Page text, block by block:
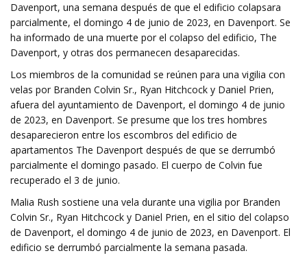
Davenport, una semana después de que el edificio colapsara
parcialmente, el domingo 4 de junio de 2023, en Davenport. Se
ha informado de una muerte por el colapso del edificio, The
Davenport, y otras dos permanecen desaparecidas.
Los miembros de la comunidad se reúnen para una vigilia con
velas por Branden Colvin Sr., Ryan Hitchcock y Daniel Prien,
afuera del ayuntamiento de Davenport, el domingo 4 de junio
de 2023, en Davenport. Se presume que los tres hombres
desaparecieron entre los escombros del edificio de
apartamentos The Davenport después de que se derrumbó
parcialmente el domingo pasado. El cuerpo de Colvin fue
recuperado el 3 de junio.
Malia Rush sostiene una vela durante una vigilia por Branden
Colvin Sr., Ryan Hitchcock y Daniel Prien, en el sitio del colapso
de Davenport, el domingo 4 de junio de 2023, en Davenport. El
edificio se derrumbó parcialmente la semana pasada.